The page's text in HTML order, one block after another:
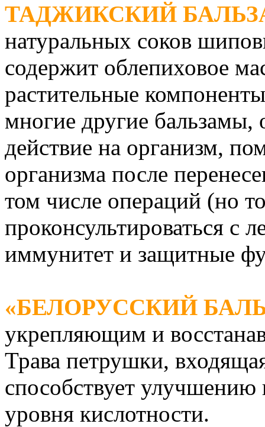
ТАДЖИКСКИЙ
натуральных соков
содержит облепиховое
растительные
многие другие бальзамы,
действие на организм,
организма после
том числе операций (но
проконсультироваться с
иммунитет и защитные
«БЕЛОРУССКИЙ
укрепляющим и
Трава петрушки,
способствует
уровня кислотности.